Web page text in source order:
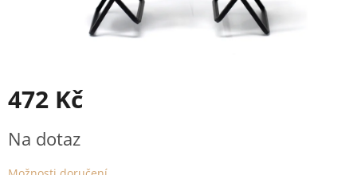
472 Kč
cena:
Na dotaz